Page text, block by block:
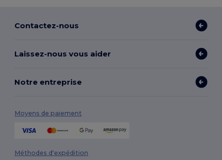
Contactez-nous
Laissez-nous vous aider
Notre entreprise
Moyens de paiement
Méthodes d'expédition